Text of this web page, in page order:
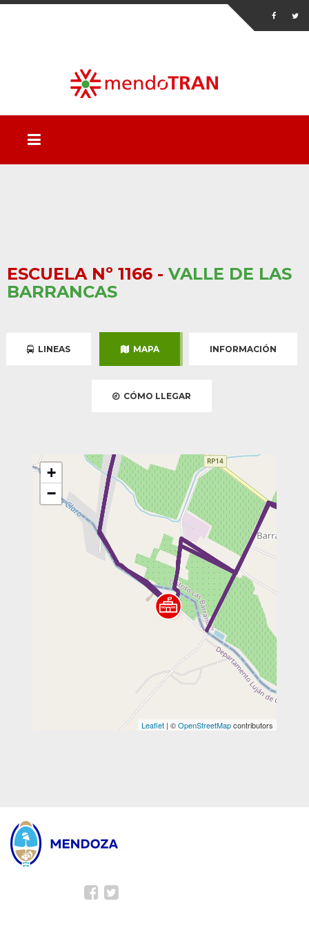
ESCUELA Nº 1166 - VALLE DE LAS
BARRANCAS
LINEAS MAPA INFORMACIÓN
CÓMO LLEGAR
+
−
Leaflet | ©OpenStreetMapcontributors